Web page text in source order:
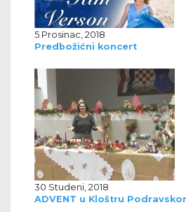
5 Prosinac, 2018
Predbožićni koncert
30 Studeni, 2018
ADVENT u Kloštru